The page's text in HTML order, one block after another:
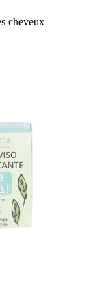
cheveux